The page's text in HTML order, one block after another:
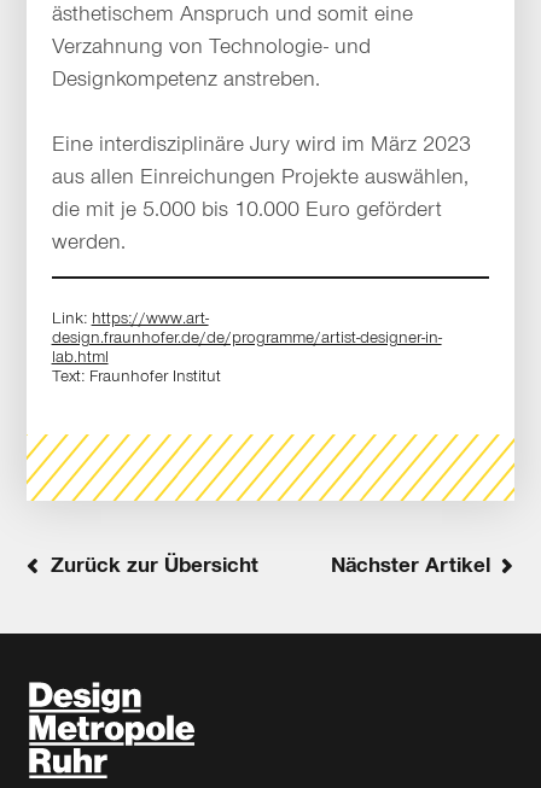
ästhetischem Anspruch und somit eine
Verzahnung von Technologie- und
Designkompetenz anstreben.
Eine interdisziplinäre Jury wird im März 2023
aus allen Einreichungen Projekte auswählen,
die mit je 5.000 bis 10.000 Euro gefördert
werden.
Link: https://www.art-
design.fraunhofer.de/de/programme/artist-designer-in-
lab.html
Text: Fraunhofer Institut
Zurück zur Übersicht Nächster Artikel